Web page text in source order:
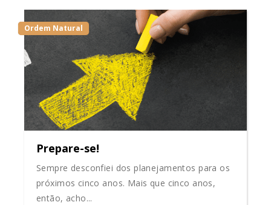
Ordem Natural
Prepare-se!
Sempre desconfiei dos planejamentos para os
próximos cinco anos. Mais que cinco anos,
então, acho...